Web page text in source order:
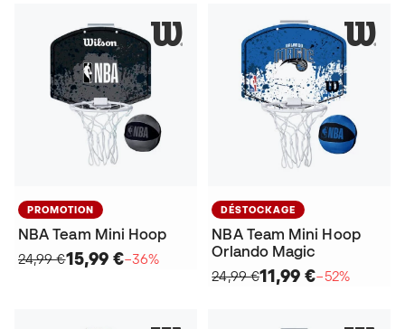
PROMOTION
NBA Team Mini Hoop
24,99 €15,99 €−36%
DÉSTOCKAGE
NBA Team Mini Hoop
Orlando Magic
24,99 €11,99 €−52%